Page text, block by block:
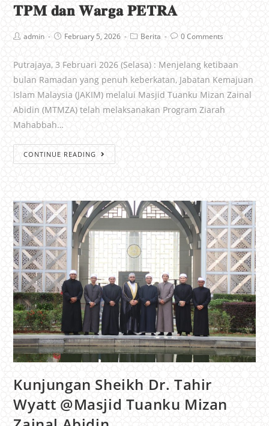
𝐓𝐏𝐌 𝐝𝐚𝐧 𝐖𝐚𝐫𝐠𝐚 𝐏𝐄𝐓𝐑𝐀
admin February 5, 2026 Berita 0 Comments
Putrajaya, 3 Februari 2026 (Selasa) : Menjelang ketibaan
bulan Ramadan yang penuh keberkatan, Jabatan Kemajuan
Islam Malaysia (JAKIM) melalui Masjid Tuanku Mizan Zainal
Abidin (MTMZA) telah melaksanakan Program Ziarah
Mahabbah…
CONTINUE READING
Kunjungan Sheikh Dr. Tahir
Wyatt @Masjid Tuanku Mizan